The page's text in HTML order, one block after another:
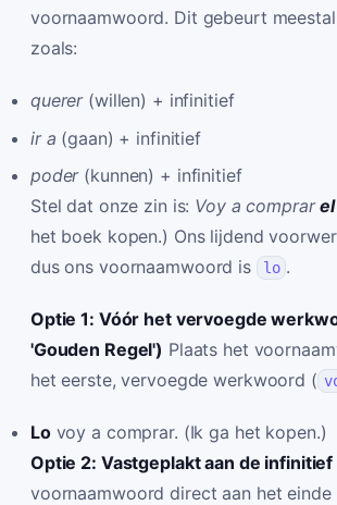
voornaamwoord. Dit gebeurt
zoals:
querer(willen) + infinitief
ir a (gaan) + infinitief
poder(kunnen) + infinitief
Stel dat onze zin is: Voy a comprar
het boek kopen.) Ons lijdend
dus ons voornaamwoord is
lo .
Optie 1: Vóór het vervoegde
'Gouden Regel') Plaats het
het eerste, vervoegde werkwoord (
Lovoy a comprar. (Ik ga het kopen.)
Optie 2: Vastgeplakt aan de infinitief
voornaamwoord direct aan het einde